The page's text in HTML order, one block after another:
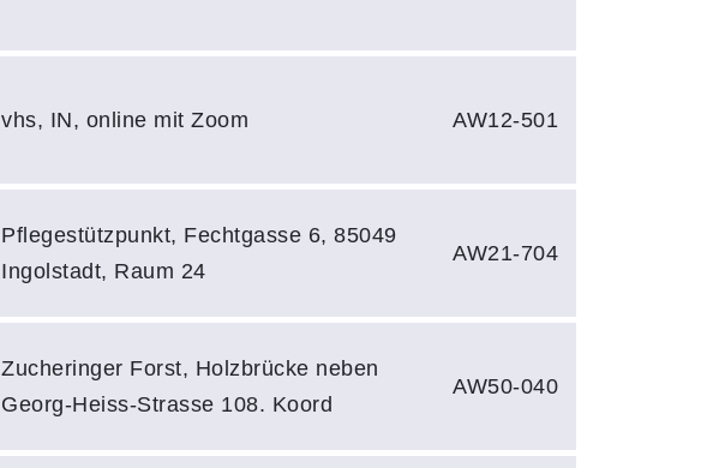
vhs, IN, online mit Zoom AW12-501
Pflegestützpunkt, Fechtgasse 6, 85049
Ingolstadt, Raum 24
AW21-704
Zucheringer Forst, Holzbrücke neben
Georg-Heiss-Strasse 108. Koord
AW50-040